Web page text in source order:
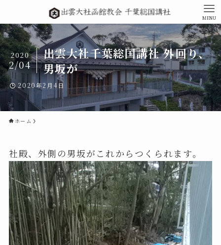
MENU
出雲大社千葉総国講社 外回り、
男坂が
2020
2/04
2020年2月4日
ホーム
社殿、外側の男坂がこれからつくられます。